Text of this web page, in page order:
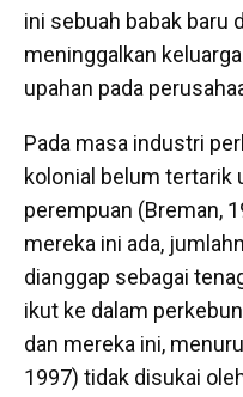
ini sebuah babak baru
meninggalkan
upahan pada
Pada masa industri
kolonial belum tertarik
perempuan (Breman,
mereka ini ada,
dianggap sebagai
ikut ke dalam
dan mereka ini,
1997) tidak disukai